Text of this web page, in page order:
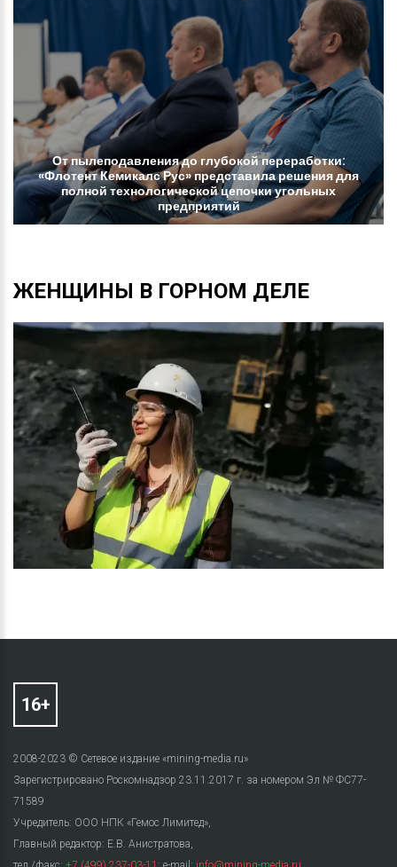
Отпылеподавлениядо глубокойпереработки:
«ФлотентКемикалсРус»представиларешениядля
полной технологическойцепочкиугольных
предприятий
ЖЕНЩИНЫ В ГОРНОМ ДЕЛЕ
2008-2023 © Сетевое издание «mining-media.ru»
Зарегистрировано Роскомнадзор 23.11.2017 г. за номером Эл № ФС77-
71589
Учредитель: ООО НПК «Гемос Лимитед»,
Главный редактор: Е.В. Анистратова,